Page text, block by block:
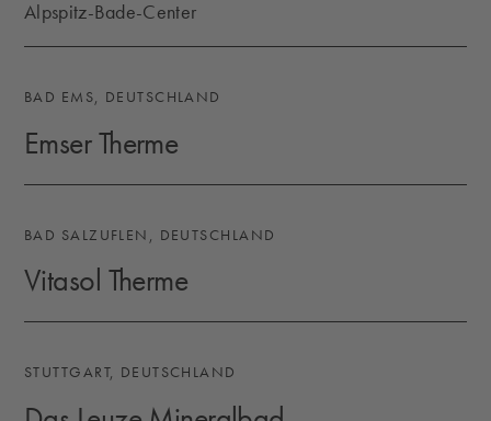
Alpspitz-Bade-Center
BAD EMS, DEUTSCHLAND
Emser Therme
BAD SALZUFLEN, DEUTSCHLAND
Vitasol Therme
STUTTGART, DEUTSCHLAND